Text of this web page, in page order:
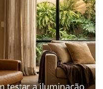
testar a iluminação